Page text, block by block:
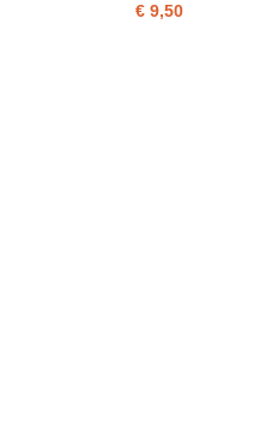
€ 9,50